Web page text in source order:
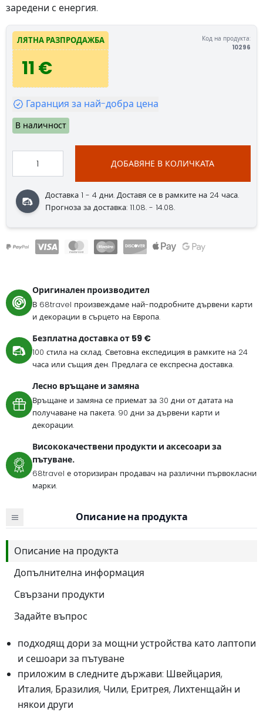
заредени с енергия.
ЛЯТНА РАЗПРОДАЖБА
11 €
Код на продукта:
10296
Гаранция за най-добра цена
В наличност
ДОБАВЯНЕ В КОЛИЧКАТА
Доставка 1 - 4 дни. Доставя се в рамките на 24 часа.
Прогноза за доставка: 11.08. - 14.08.
Оригинален производител
В 68travel произвеждаме най-подробните дървени карти
и декорации в сърцето на Европа.
Безплатна доставка от 59 €
100 стила на склад. Световна експедиция в рамките на 24
часа или същия ден. Предлага се експресна доставка.
Лесно връщане и замяна
Връщане и замяна се приемат за 30 дни от датата на
получаване на пакета. 90 дни за дървени карти и
декорации.
Висококачествени продукти и аксесоари за
пътуване.
68travel е оторизиран продавач на различни първокласни
марки.
Описание на продукта
Описание на продукта
Допълнителна информация
Свързани продукти
Задайте въпрос
подходящ дори за мощни устройства като лаптопи
и сешоари за пътуване
приложим в следните държави: Швейцария,
Италия, Бразилия, Чили, Еритрея, Лихтенщайн и
някои други